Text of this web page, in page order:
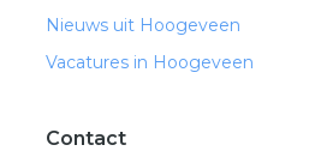
Nieuws uit Hoogeveen
Vacatures in Hoogeveen
Contact